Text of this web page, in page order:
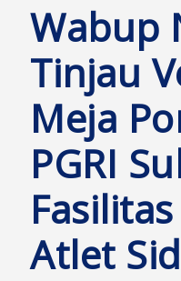
Wabup
Tinjau
Meja
PGRI
Atlet